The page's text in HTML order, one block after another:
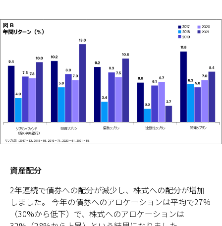
資産配分
2年連続で債券への配分が減少し、株式への配分が増加
しました。 今年の債券へのアロケーションは平均で27%
（30%から低下）で、株式へのアロケーションは